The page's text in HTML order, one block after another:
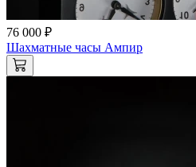
76 000 ₽
Шахматные часы Ампир